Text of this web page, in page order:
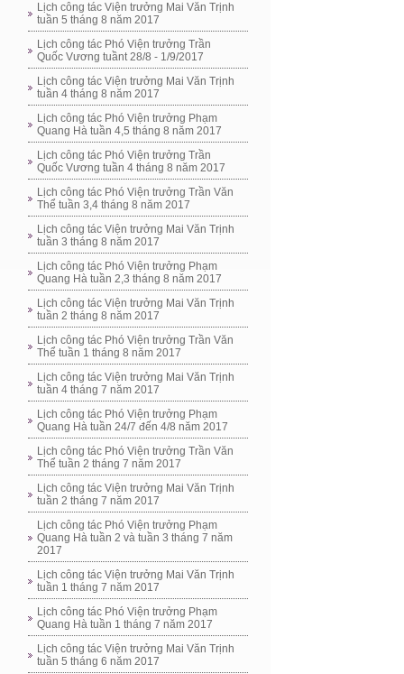
Lịch công tác Viện trưởng Mai Văn Trịnh
tuần 5 tháng 8 năm 2017
Lịch công tác Phó Viện trưởng Trần
Quốc Vương tuầnt 28/8 - 1/9/2017
Lịch công tác Viện trưởng Mai Văn Trịnh
tuần 4 tháng 8 năm 2017
Lịch công tác Phó Viện trưởng Phạm
Quang Hà tuần 4,5 tháng 8 năm 2017
Lịch công tác Phó Viện trưởng Trần
Quốc Vương tuần 4 tháng 8 năm 2017
Lịch công tác Phó Viện trưởng Trần Văn
Thể tuần 3,4 tháng 8 năm 2017
Lịch công tác Viện trưởng Mai Văn Trịnh
tuần 3 tháng 8 năm 2017
Lịch công tác Phó Viện trưởng Phạm
Quang Hà tuần 2,3 tháng 8 năm 2017
Lịch công tác Viện trưởng Mai Văn Trịnh
tuần 2 tháng 8 năm 2017
Lịch công tác Phó Viện trưởng Trần Văn
Thể tuần 1 tháng 8 năm 2017
Lịch công tác Viện trưởng Mai Văn Trịnh
tuần 4 tháng 7 năm 2017
Lịch công tác Phó Viện trưởng Phạm
Quang Hà tuần 24/7 đến 4/8 năm 2017
Lịch công tác Phó Viện trưởng Trần Văn
Thể tuần 2 tháng 7 năm 2017
Lịch công tác Viện trưởng Mai Văn Trịnh
tuần 2 tháng 7 năm 2017
Lịch công tác Phó Viện trưởng Phạm
Quang Hà tuần 2 và tuần 3 tháng 7 năm
2017
Lịch công tác Viện trưởng Mai Văn Trịnh
tuần 1 tháng 7 năm 2017
Lịch công tác Phó Viện trưởng Phạm
Quang Hà tuần 1 tháng 7 năm 2017
Lịch công tác Viện trưởng Mai Văn Trịnh
tuần 5 tháng 6 năm 2017